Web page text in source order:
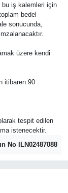
iş kalemleri için
bedel
sonucunda,
üzere kendi
itibaren 90
tespit edilen
istenecektir.
No ILN02487088